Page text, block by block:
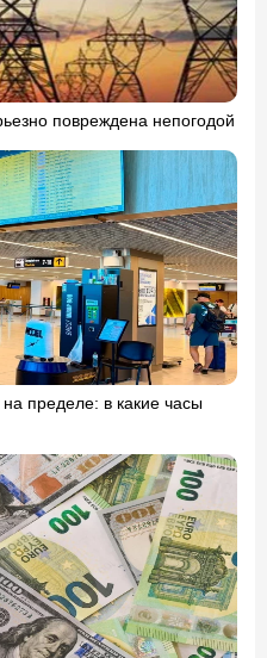
повреждена непогодой
пределе: в какие часы